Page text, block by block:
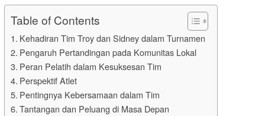
Table of Contents
Kehadiran Tim Troy dan Sidney dalam Turnamen
Pengaruh Pertandingan pada Komunitas Lokal
Peran Pelatih dalam Kesuksesan Tim
Perspektif Atlet
Pentingnya Kebersamaan dalam Tim
Tantangan dan Peluang di Masa Depan